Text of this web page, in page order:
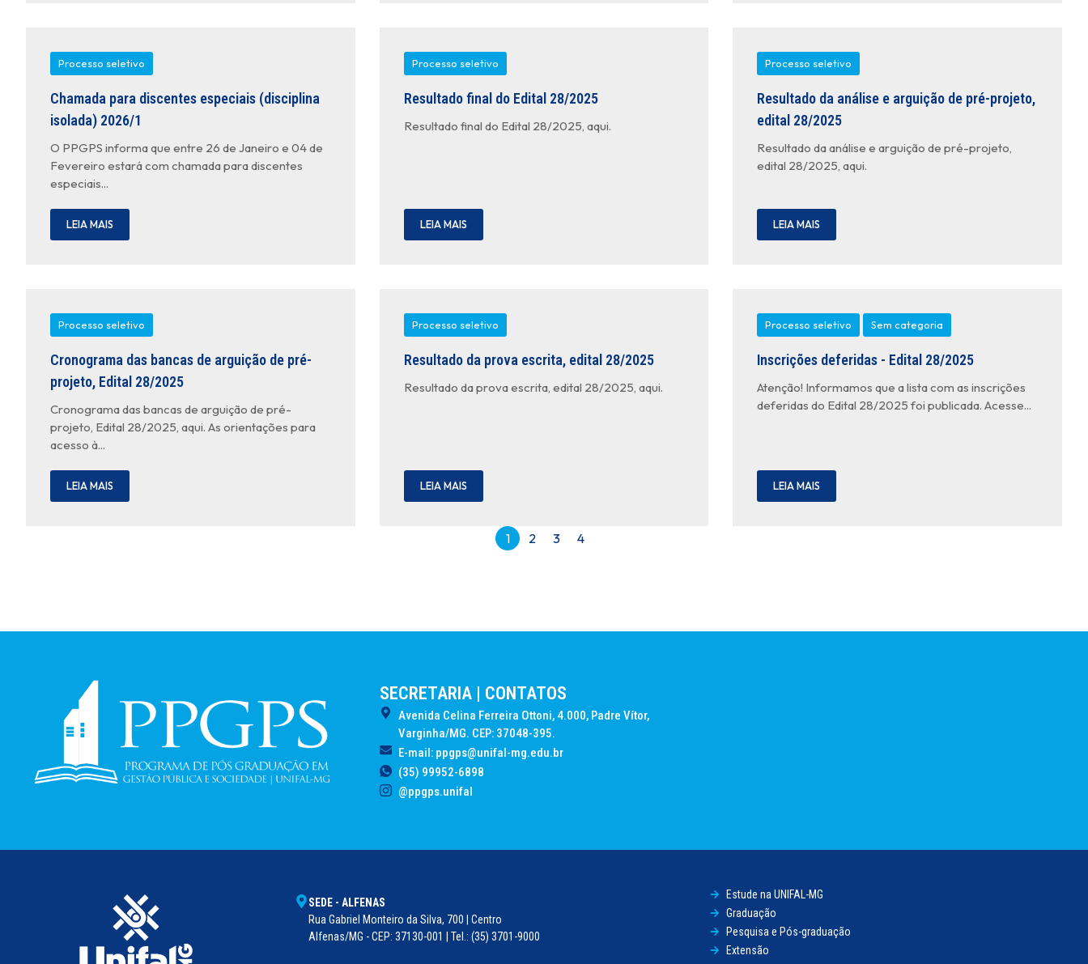
Processo seletivo
Chamada para discentes especiais (disciplina
isolada) 2026/1
O PPGPS informa que entre 26 de Janeiro e 04 de
Fevereiro estará com chamada para discentes
especiais...
LEIA MAIS
Processo seletivo
Resultado final do Edital 28/2025
Resultado final do Edital 28/2025, aqui.
LEIA MAIS
Processo seletivo
Resultado da análise e arguição de pré-projeto,
edital 28/2025
Resultado da análise e arguição de pré-projeto,
edital 28/2025, aqui.
LEIA MAIS
Processo seletivo
Cronograma das bancas de arguição de pré-
projeto, Edital 28/2025
Cronograma das bancas de arguição de pré-
projeto, Edital 28/2025, aqui. As orientações para
acesso à...
LEIA MAIS
Processo seletivo
Resultado da prova escrita, edital 28/2025
Resultado da prova escrita, edital 28/2025, aqui.
LEIA MAIS
Processo seletivo Sem categoria
Inscrições deferidas - Edital 28/2025
Atenção! Informamos que a lista com as inscrições
deferidas do Edital 28/2025 foi publicada. Acesse...
LEIA MAIS
1 2 3 4
SECRETARIA | CONTATOS
Avenida Celina Ferreira Ottoni, 4.000, Padre Vítor,
Varginha/MG. CEP: 37048-395.
E-mail: ppgps@unifal-mg.edu.br
(35) 99952-6898
@ppgps.unifal
SEDE - ALFENAS
Rua Gabriel Monteiro da Silva, 700 | Centro
Alfenas/MG - CEP: 37130-001 | Tel.: (35) 3701-9000
Estude na UNIFAL-MG
Graduação
Pesquisa e Pós-graduação
Extensão